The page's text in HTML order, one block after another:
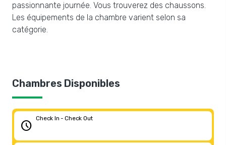
passionnante journée. Vous trouverez des chaussons.
Les équipements de la chambre varient selon sa
catégorie.
Chambres Disponibles
schedule
Check In - Check Out